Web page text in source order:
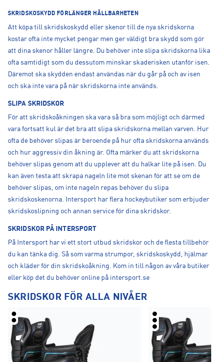
SKRIDSKOSKYDD FÖRLÄNGER HÅLLBARHETEN
Att köpa till skridskoskydd eller skenor till de nya skridskorna
kostar ofta inte mycket pengar men ger väldigt bra skydd som gör
att dina skenor håller längre. Du behöver inte slipa skridskorna lika
ofta samtidigt som du dessutom minskar skaderisken utanför isen.
Däremot ska skydden endast användas när du går på och av isen
och ska inte vara på när skridskorna inte används.
SLIPA SKRIDSKOR
För att skridskoåkningen ska vara så bra som möjligt och därmed
vara fortsatt kul är det bra att slipa skridskorna mellan varven. Hur
ofta de behöver slipas är beroende på hur ofta skridskorna används
och hur aggressiv din åkning är. Ofta märker du att skridskorna
behöver slipas genom att du upplever att du halkar lite på isen. Du
kan även testa att skrapa nageln lite mot skenan för att se om de
behöver slipas, om inte nageln repas behöver du slipa
skridskoskenorna. Intersport har flera hockeybutiker som erbjuder
skridskoslipning och annan service för dina skridskor.
SKRIDSKOR PÅ INTERSPORT
På Intersport har vi ett stort utbud skridskor och de flesta tillbehör
du kan tänka dig. Så som varma strumpor, skridskoskydd, hjälmar
och kläder för din skridskoåkning. Kom in till någon av våra butiker
eller köp det du behöver online på intersport.se
SKRIDSKOR FÖR ALLA NIVÅER